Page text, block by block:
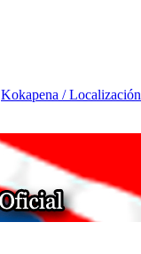
Kokapena / Localización